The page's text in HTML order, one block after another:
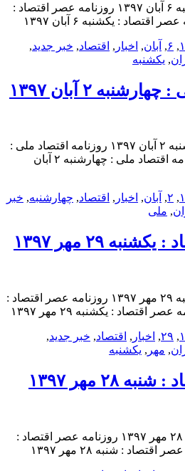
روزنامه عصر اقتصاد : یکشنبه‌ ۶ آبان ۱۳۹۷ روزنامه عصر اقتصاد :
, ۶, آبان, اخبار , اقتصاد, خبر جدید,
, یکشنبه‌
۲ آبان ۱۳۹۷
روزنامه اقتصاد ملی : چهارشنبه ۲ آبان ۱۳۹۷ روزنامه اقتصاد ملی :
چهارشنبه ۲ آبان ۱۳۹۷ روزنامه اقتصاد ملی : چهارشنبه ۲ آبان
, ۲, آبان, اخبار , اقتصاد, چهارشنبه, خبر
, ملی
۲۹ مهر ۱۳۹۷
روزنامه عصر اقتصاد : یکشنبه‌ ۲۹ مهر ۱۳۹۷ روزنامه عصر اقتصاد :
, ۲۹, اخبار , اقتصاد, خبر جدید,
, مهر , یکشنبه‌
مهر ۱۳۹۷
روزنامه عصر اقتصاد : شنبه ۲۸ مهر ۱۳۹۷ روزنامه عصر اقتصاد :